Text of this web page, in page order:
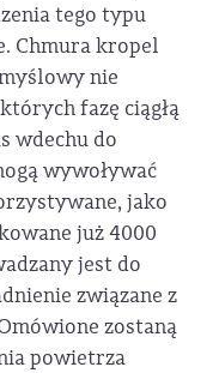
tego typu
Chmura kropel
nie
fazę ciągłą
wdechu do
wywoływać
jako
już 4000
jest do
związane z
zostaną
powietrza